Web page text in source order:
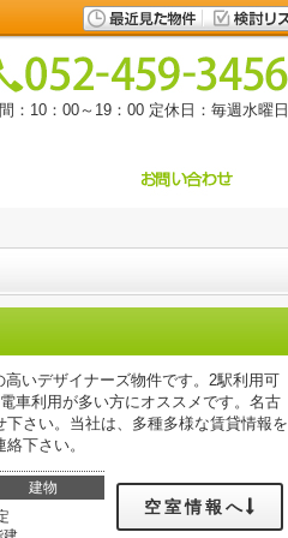
：10：00～19：00 定休日：毎週水曜日
いデザイナーズ物件です。2駅利用可
車利用が多い方にオススメです。名古
さい。当社は、多種多様な賃貸情報を
下さい。
建物
空室情報へ